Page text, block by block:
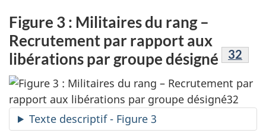
Figure 3 : Militaires du rang –
Recrutement par rapport aux
libérations par groupe désigné
32
Texte descriptif - Figure 3